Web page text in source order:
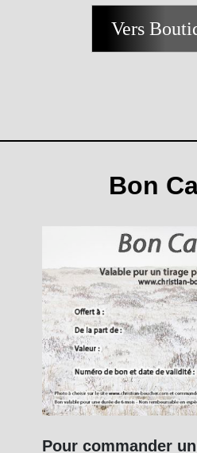
Vers
Bon
Pour commander